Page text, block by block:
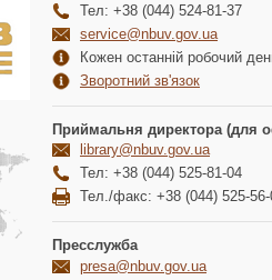
Тел: +38 (044) 524-81-37
service@nbuv.gov.ua
Кожен останній робочий
Зворотний зв'язок
Приймальня директора (для
library@nbuv.gov.ua
Тел: +38 (044) 525-81-04
Тел./факс: +38 (044) 525-56-
Пресслужба
presa@nbuv.gov.ua